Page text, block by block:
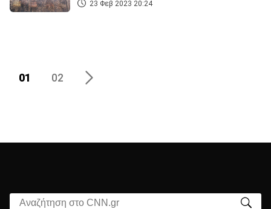
23 Φεβ 2023 20:24
01 02
Αναζήτηση στο CNN.gr